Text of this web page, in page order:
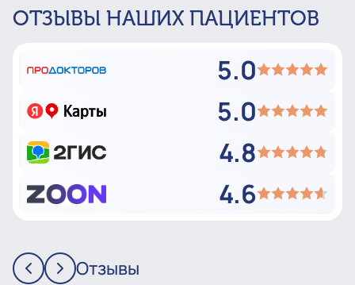
ОТЗЫВЫ НАШИХ ПАЦИЕНТОВ
5.0
5.0
4.8
4.6
Отзывы